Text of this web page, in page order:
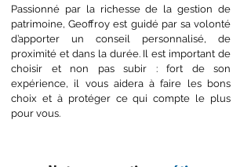
Passionné par la richesse de la gestion de
patrimoine, Geoffroy est guidé par sa volonté
d’apporter un conseil personnalisé, de
proximité et dans la durée. Il est important de
choisir et non pas subir : fort de son
expérience, il vous aidera à faire les bons
choix et à protéger ce qui compte le plus
pour vous.